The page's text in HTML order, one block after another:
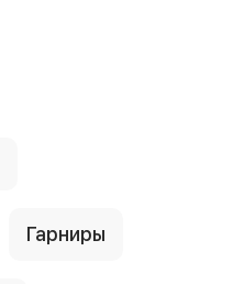
Гарниры